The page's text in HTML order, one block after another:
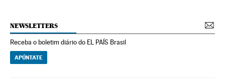
NEWSLETTERS
Receba o boletim diário do EL PAÍS Brasil
APÚNTATE